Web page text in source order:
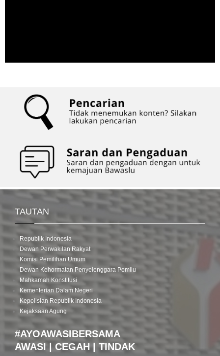
TAUTAN
Republik Indonesia
Dewan Perwakilan Rakyat
Komisi Pemilihan Umum
Dewan Kehormatan Penyelenggara Pemilu
Mahkamah Konstitusi
Kementerian Dalam Negeri
Kepolisian Republik Indonesia
Kejaksaan Agung
#AYOAWASIBERSAMA
AWASI | CEGAH | TINDAK